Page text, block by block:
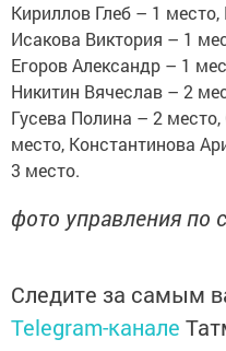
Кириллов Глеб – 1
Исакова Виктория – 1
Егоров Александр – 1
Никитин Вячеслав – 2
Гусева Полина – 2
место, Константинова
3 место.
фото управления по
Следите за самым
Telegram-канале